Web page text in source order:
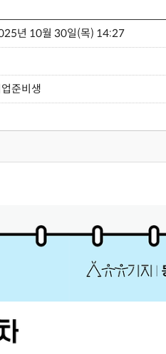
년 10월 30일(목) 14:27
준비생